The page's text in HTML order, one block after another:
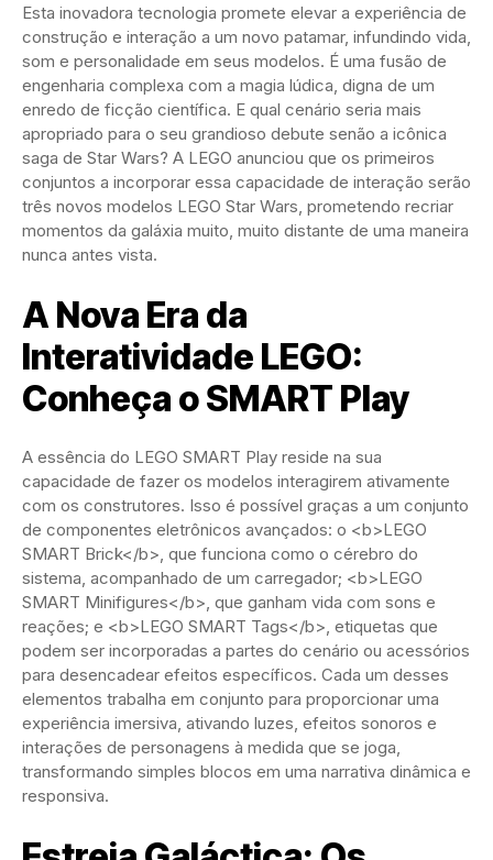
Esta inovadora tecnologia promete elevar a experiência de
construção e interação a um novo patamar, infundindo vida,
som e personalidade em seus modelos. É uma fusão de
engenharia complexa com a magia lúdica, digna de um
enredo de ficção científica. E qual cenário seria mais
apropriado para o seu grandioso debute senão a icônica
saga de Star Wars? A LEGO anunciou que os primeiros
conjuntos a incorporar essa capacidade de interação serão
três novos modelos LEGO Star Wars, prometendo recriar
momentos da galáxia muito, muito distante de uma maneira
nunca antes vista.
A Nova Era da
Interatividade LEGO:
Conheça o SMART Play
A essência do LEGO SMART Play reside na sua
capacidade de fazer os modelos interagirem ativamente
com os construtores. Isso é possível graças a um conjunto
de componentes eletrônicos avançados: o <b>LEGO
SMART Brick</b>, que funciona como o cérebro do
sistema, acompanhado de um carregador; <b>LEGO
SMART Minifigures</b>, que ganham vida com sons e
reações; e <b>LEGO SMART Tags</b>, etiquetas que
podem ser incorporadas a partes do cenário ou acessórios
para desencadear efeitos específicos. Cada um desses
elementos trabalha em conjunto para proporcionar uma
experiência imersiva, ativando luzes, efeitos sonoros e
interações de personagens à medida que se joga,
transformando simples blocos em uma narrativa dinâmica e
responsiva.